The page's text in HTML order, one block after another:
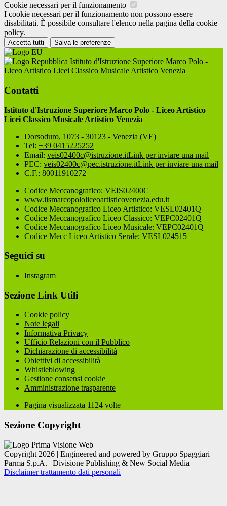
Cookie necessari per il funzionamento
I cookie necessari per il funzionamento non possono essere
disabilitati. È possibile consultare l'elenco nella pagina della cookie
policy.
Accetta tutti Salva le preferenze
Istituto d'Istruzione Superiore Marco Polo -
Liceo Artistico Licei Classico Musicale Artistico Venezia
Contatti
Istituto d'Istruzione Superiore Marco Polo - Liceo Artistico
Licei Classico Musicale Artistico Venezia
Dorsoduro, 1073 - 30123 - Venezia (VE)
Tel: +39 0415225252
Email: veis02400c@istruzione.itLink per inviare una mail
PEC: veis02400c@pec.istruzione.itLink per inviare una mail
C.F.: 80011910272
Codice Meccanografico: VEIS02400C
www.iismarcopololiceoartisticovenezia.edu.it
Codice Meccanografico Liceo Artistico: VESL02401Q
Codice Meccanografico Liceo Classico: VEPC02401Q
Codice Meccanografico Liceo Musicale: VEPC02401Q
Codice Mecc Liceo Artistico Serale: VESL024515
Seguici su
Instagram
Sezione Link Utili
Cookie policy
Note legali
Informativa Privacy
Ufficio Relazioni con il Pubblico
Dichiarazione di accessibilità
Obiettivi di accessibilità
Whistleblowing
Gestione consensi cookie
Amministrazione trasparente
Pagina visualizzata 1124 volte
Sezione Copyright
Copyright 2026 | Engineered and powered by Gruppo Spaggiari
Parma S.p.A. | Divisione Publishing & New Social Media
Disclaimer trattamento dati personali